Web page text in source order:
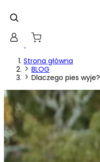
Strona główna
BLOG
Dlaczego pies wyje?